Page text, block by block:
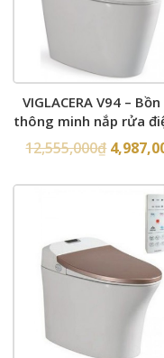
VIGLACERA V94 –
thông minh nắp rửa
12,555,000₫